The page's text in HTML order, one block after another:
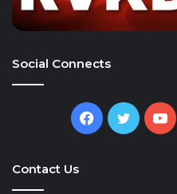
Social Connects
Facebook
Twitter
Contact Us